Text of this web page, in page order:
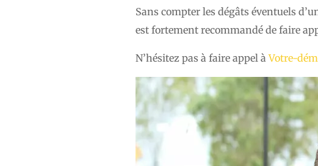
Sans compter les dégâts éventuels
est fortement recommandé de faire
N’hésitez pas à faire appel àVotre-